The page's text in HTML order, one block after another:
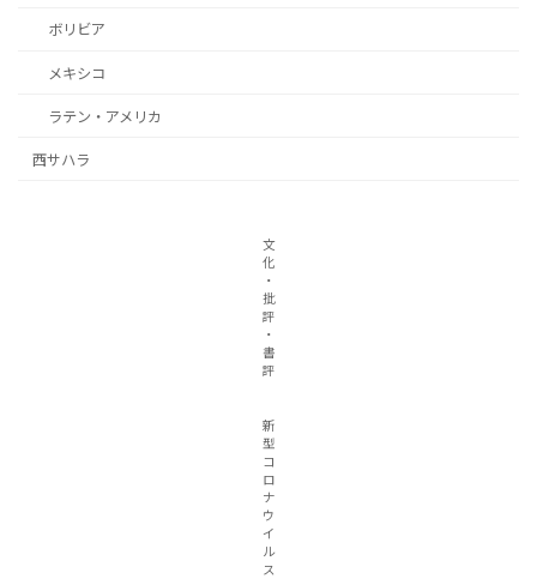
ボリビア
メキシコ
ラテン・アメリカ
西サハラ
文
化
・
批
評
・
書
評
新
型
コ
ロ
ナ
ウ
イ
ル
ス